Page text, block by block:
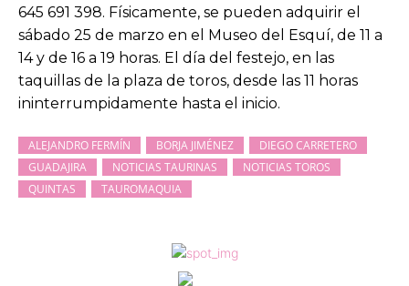
645 691 398. Físicamente, se pueden adquirir el
sábado 25 de marzo en el Museo del Esquí, de 11 a
14 y de 16 a 19 horas. El día del festejo, en las
taquillas de la plaza de toros, desde las 11 horas
ininterrumpidamente hasta el inicio.
ALEJANDRO FERMÍN BORJA JIMÉNEZ
DIEGO CARRETERO
GUADAJIRA
NOTICIAS TAURINAS
NOTICIAS TOROS
QUINTAS
TAUROMAQUIA